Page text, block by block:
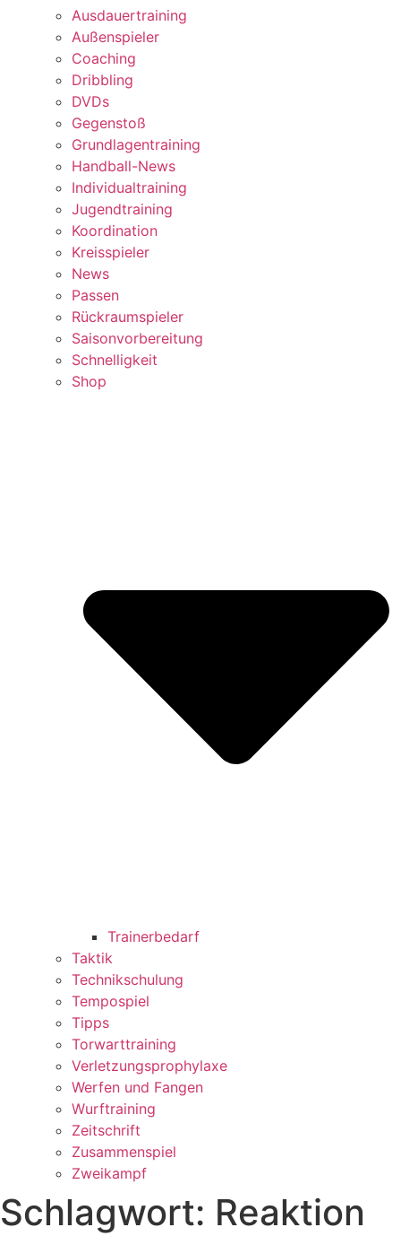
Ausdauertraining
Außenspieler
Coaching
Dribbling
DVDs
Gegenstoß
Grundlagentraining
Handball-News
Individualtraining
Jugendtraining
Koordination
Kreisspieler
News
Passen
Rückraumspieler
Saisonvorbereitung
Schnelligkeit
Shop
Trainerbedarf
Taktik
Technikschulung
Tempospiel
Tipps
Torwarttraining
Verletzungsprophylaxe
Werfen und Fangen
Wurftraining
Zeitschrift
Zusammenspiel
Zweikampf
Schlagwort: Reaktion